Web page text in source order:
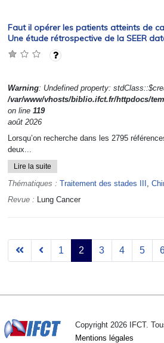
Faut il opérer les patients atteints de
Une étude rétrospective de la SEER
Warning: Undefined property:
/var/www/vhosts/biblio.ifct.fr/httpdocs/
on line 119
août 2026
Lorsqu’on recherche dans les 2795
deux...
Lire la suite
Thématiques : Traitement des stades III ,
Revue : Lung Cancer
1 2 3 4 5
Copyright 2026 IFCT.
Mentions légales